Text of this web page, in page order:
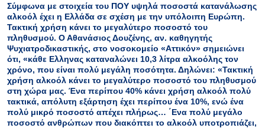
Σύμφωνα με στοιχεία του ΠΟΥ υψηλά ποσοστά κατανάλωσης
αλκοόλ έχει η Ελλάδα σε σχέση με την υπόλοιπη Ευρώπη.
Τακτική χρήση κάνει το μεγαλύτερο ποσοστό του
πληθυσμού. Ο Αθανάσιος Δουζένης, αν. καθηγητής
Ψυχιατροδικαστικής, στο νοσοκομείο «Αττικόν» σημειώνει
ότι, «κάθε Ελληνας καταναλώνει 10,3 λίτρα αλκοόλης τον
χρόνο, που είναι πολύ μεγάλη ποσότητα. Δηλώνει: «Τακτική
χρήση αλκοόλ κάνει το μεγαλύτερο ποσοστό του πληθυσμού
στη χώρα μας. Ένα περίπου 40% κάνει χρήση αλκοόλ πολύ
τακτικά, απόλυτη εξάρτηση έχει περίπου ένα 10%, ενώ ένα
πολύ μικρό ποσοστό απέχει πλήρως… ΄Ενα πολύ μεγάλο
ποσοστό ανθρώπων που διακόπτει το αλκοόλ υποτροπιάζει,